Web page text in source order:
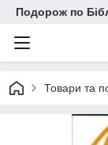
Подорож по
Товари та